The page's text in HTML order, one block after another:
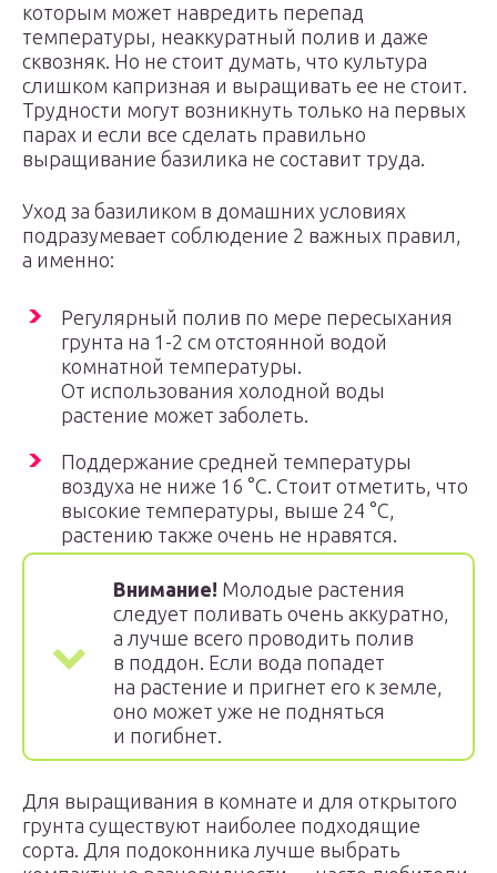
которым может навредить перепад
температуры, неаккуратный полив и даже
сквозняк. Но не стоит думать, что культура
слишком капризная и выращивать ее не стоит.
Трудности могут возникнуть только на первых
парах и если все сделать правильно
выращивание базилика не составит труда.
Уход за базиликом в домашних условиях
подразумевает соблюдение 2 важных правил,
а именно:
Регулярный полив по мере пересыхания
грунта на 1-2 см отстоянной водой
комнатной температуры.
От использования холодной воды
растение может заболеть.
Поддержание средней температуры
воздуха не ниже 16 °С. Стоит отметить, что
высокие температуры, выше 24 °С,
растению также очень не нравятся.
Внимание! Молодые растения
следует поливать очень аккуратно,
а лучше всего проводить полив
в поддон. Если вода попадет
на растение и пригнет его к земле,
оно может уже не подняться
и погибнет.
Для выращивания в комнате и для открытого
грунта существуют наиболее подходящие
сорта. Для подоконника лучше выбрать